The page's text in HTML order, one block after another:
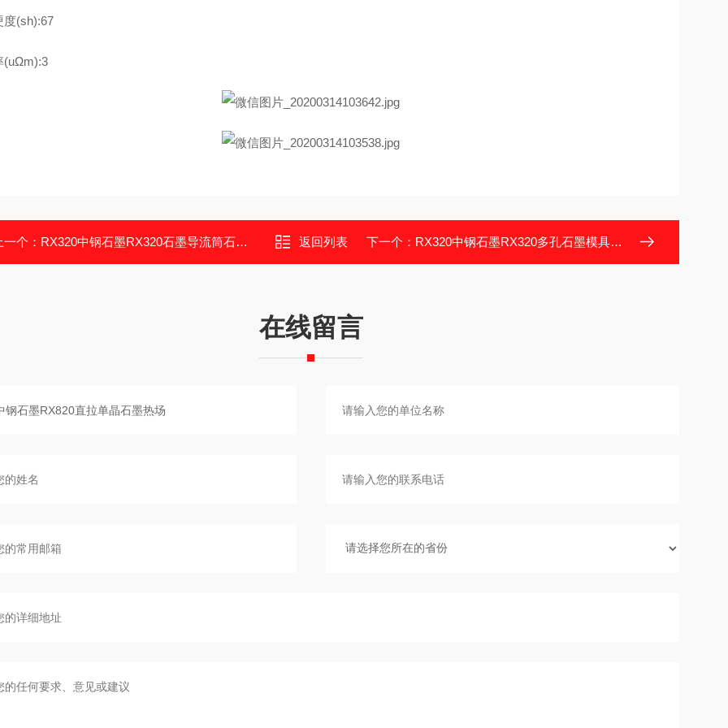
度(sh):67
(uΩm):3
一个： RX320中钢石墨RX320石墨导流筒石墨保温筒 返回列表 下一个： RX320中钢石墨RX320多孔石墨模具石墨舟皿
在线留言